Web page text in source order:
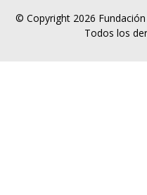
© Copyright 2026
Todos los